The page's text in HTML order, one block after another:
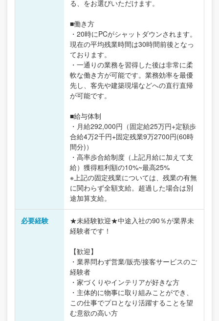
る、をお選びいただけます。
■働き方
・20時にPCがシャットダウンされます。
現在の平均残業時間は30時間前後となっ
ております。
・一通りの業務を習得した後は非常に柔
軟な働き方が可能です。業務効率を最優
先し、客先や建築現場などへの直行直帰
が可能です。
■給与体制
・月給292,000円（固定給25万円+定額歩
合給4万2千円+固定残業9万2700円(60時
間分)）
・高率歩合給制度（上記月給に加えて支
給）獲得粗利額の10%~最高25%
※上記の固定残業については、残業の有無
に関わらず全額支給。超過した場合は別
途加算支給。
必要経験
★未経験歓迎★中途入社の90％が業界未
経験者です！
【歓迎】
・業界問わず営業/販売/接客サービスのご
経験者
・家づくりやインテリアが好きな方
・主体的に物事に取り組みことができ、
この仕事でプロとなり活躍することを望
む意欲の高い方